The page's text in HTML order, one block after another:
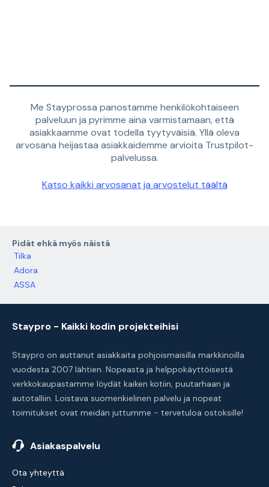
Me Stayprossa panostamme henkilökohtaiseen
palveluun ja pyrimme aina varmistamaan, että
asiakkaamme ovat todella tyytyväisiä. Yllä oleva
arvosana heijastaa asiakkaidemme arvioita Trustpilot-
palvelussa.
Katso kaikki arvosanat ja arvostelut täältä
Pidät ehkä myös näistä
Tilka
Adora
ASSA
Staypro - Kaikki kodin projekteihisi
Staypro on auttanut asiakkaita pohjoismaisilla markkinoilla
vuodesta 2007 lähtien. Nopeasta ja helppokäyttöisestä
verkkokaupastamme löydät kaiken kotiin, puutarhaan ja
autotalliin. Loistava suomenkielinen palvelu ja nopeat
toimitukset ovat meidän juttumme - tervetuloa ostoksille!
Asiakaspalvelu
Ota yhteyttä